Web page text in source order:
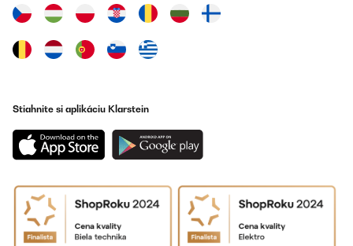
Stiahnite si aplikáciu Klarstein